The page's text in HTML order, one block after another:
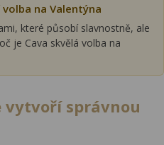
volba na Valentýna
které působí slavnostně, ale
je Cava skvělá volba na
správnou